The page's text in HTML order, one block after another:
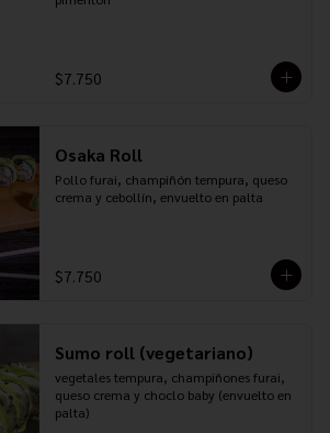
$7.750
Osaka Roll
Pollo furai, champiñón tempura, queso
crema y cebollín, envuelto en palta
$7.750
Sumo roll (vegetariano)
vegetales tempura, champiñones furai,
queso crema y choclo baby (envuelto en
palta)